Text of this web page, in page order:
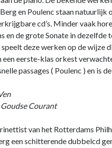
en Poulenc staan
cd’s. Minder vaak
en de grote Sonate in
deze werken op de wijze
eerste-klas orkest
passages ( Poulenc ) en is
Courant
van het Rotterdams
een schitterende dubbelcd